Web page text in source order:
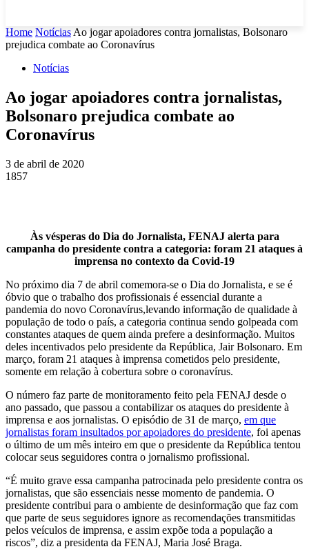
Home Notícias Ao jogar apoiadores contra jornalistas, Bolsonaro
prejudica combate ao Coronavírus
Notícias
Ao jogar apoiadores contra jornalistas,
Bolsonaro prejudica combate ao
Coronavírus
3 de abril de 2020
1857
Às vésperas do Dia do Jornalista, FENAJ alerta para
campanha do presidente contra a categoria: foram 21 ataques à
imprensa no contexto da Covid-19
No próximo dia 7 de abril comemora-se o Dia do Jornalista, e se é
óbvio que o trabalho dos profissionais é essencial durante a
pandemia do novo Coronavírus,levando informação de qualidade à
população de todo o país, a categoria continua sendo golpeada com
constantes ataques de quem ainda prefere a desinformação. Muitos
deles incentivados pelo presidente da República, Jair Bolsonaro. Em
março, foram 21 ataques à imprensa cometidos pelo presidente,
somente em relação à cobertura sobre o coronavírus.
O número faz parte de monitoramento feito pela FENAJ desde o
ano passado, que passou a contabilizar os ataques do presidente à
imprensa e aos jornalistas. O episódio de 31 de março, em que
jornalistas foram insultados por apoiadores do presidente, foi apenas
o último de um mês inteiro em que o presidente da República tentou
colocar seus seguidores contra o jornalismo profissional.
“É muito grave essa campanha patrocinada pelo presidente contra os
jornalistas, que são essenciais nesse momento de pandemia. O
presidente contribui para o ambiente de desinformação que faz com
que parte de seus seguidores ignore as recomendações transmitidas
pelos veículos de imprensa, e assim expõe toda a população a
riscos”, diz a presidenta da FENAJ, Maria José Braga.